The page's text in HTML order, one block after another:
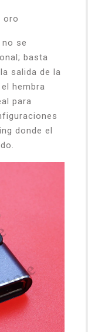
no se
basta
salida de la
hembra
para
donde el